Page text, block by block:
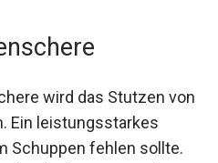
wird das Stutzen von
Ein leistungsstarkes
Schuppen fehlen sollte.